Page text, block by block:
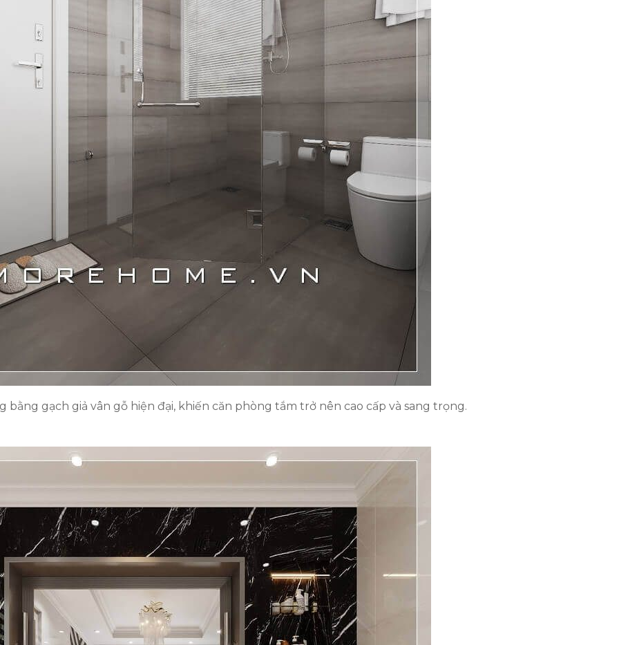
bằng gạch giả vân gỗ hiện đại, khiến căn phòng tắm trở nên cao cấp và sang trọng.